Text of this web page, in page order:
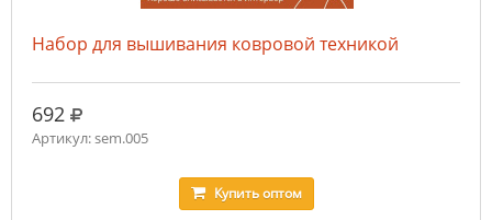
Набор для вышивания ковровой техникой
692 руб.
Артикул: sem.005
Купитьоптом